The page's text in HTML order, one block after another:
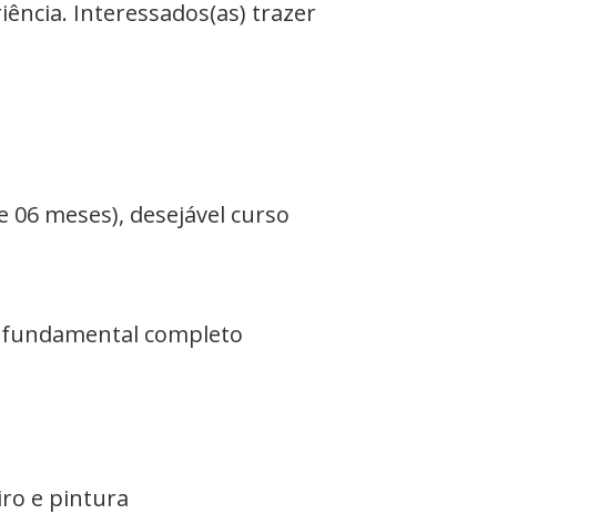
Interessados(as) trazer
meses), desejável curso
completo
e pintura